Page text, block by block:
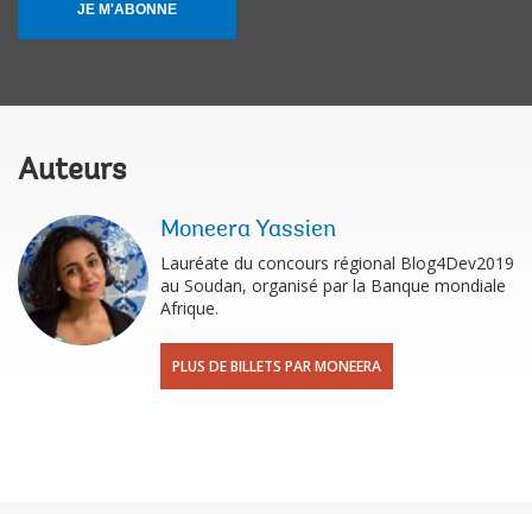
JE M'ABONNE
Auteurs
Moneera Yassien
Lauréate du concours régional Blog4Dev2019
au Soudan, organisé par la Banque mondiale
Afrique.
PLUS DE BILLETS PAR MONEERA